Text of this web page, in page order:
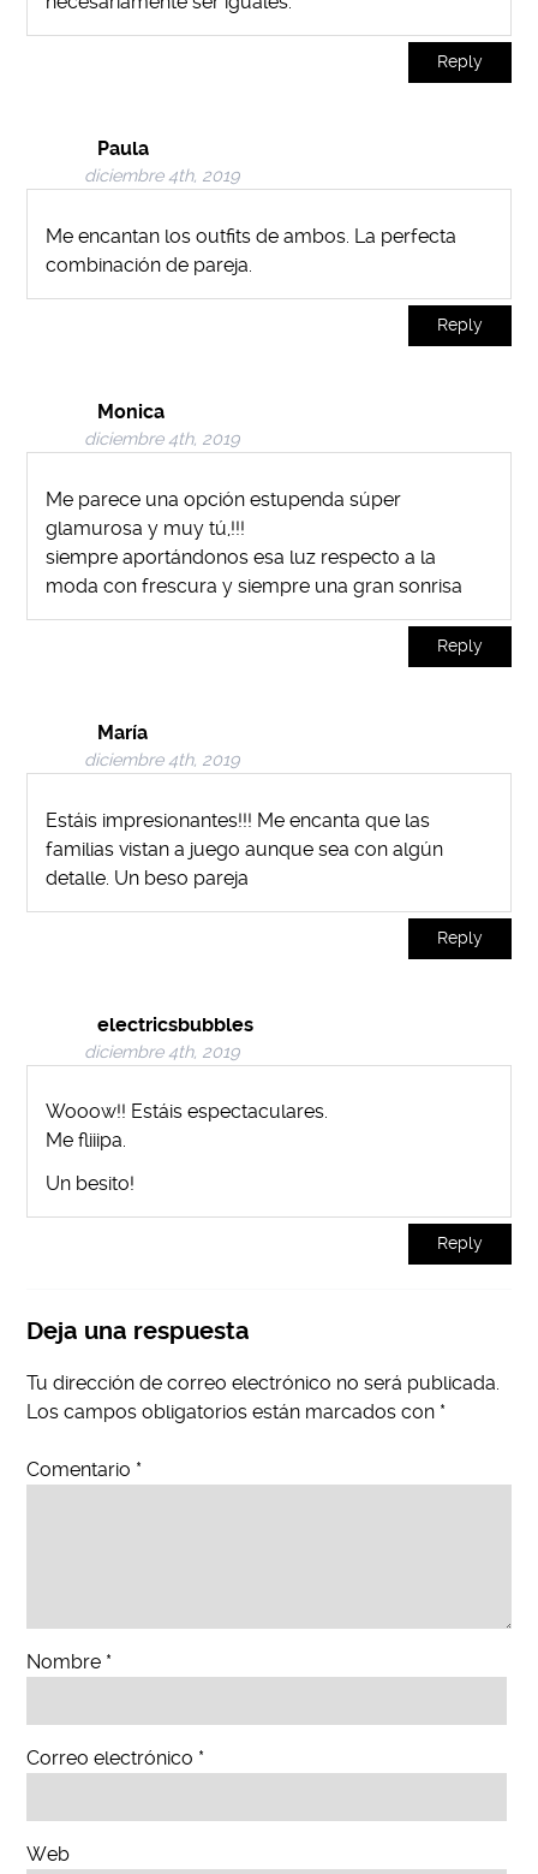
Reply
Paula
diciembre 4th, 2019
Me encantan los outfits de ambos. La perfecta
combinación de pareja.
Reply
Monica
diciembre 4th, 2019
Me parece una opción estupenda súper
glamurosa y muy tú,!!!
siempre aportándonos esa luz respecto a la
moda con frescura y siempre una gran sonrisa
Reply
María
diciembre 4th, 2019
Estáis impresionantes!!! Me encanta que las
familias vistan a juego aunque sea con algún
detalle. Un beso pareja
Reply
electricsbubbles
diciembre 4th, 2019
Wooow!! Estáis espectaculares.
Me fliiipa.
Un besito!
Reply
Deja una respuesta
Tu dirección de correo electrónico no será publicada.
Los campos obligatorios están marcados con *
Comentario *
Nombre *
Correo electrónico *
Web